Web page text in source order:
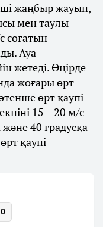
жаңбыр жауып,
мен таулы
соғатын
Ауа
жетеді. Өңірде
жоғары өрт
өрт қаупі
15 – 20 м/с
40 градусқа
қаупі
0